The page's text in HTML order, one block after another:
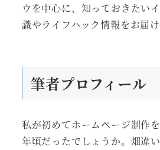
ウを中心に、知っておきたい
識やライフハック情報をお届け
筆者プロフィール
私が初めてホームページ制作
年頃だったでしょうか。畑違